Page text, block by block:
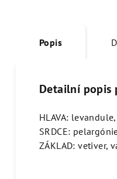
Popis
Detailní popis
HLAVA:
SRDCE:
ZÁKLAD: vetiver,